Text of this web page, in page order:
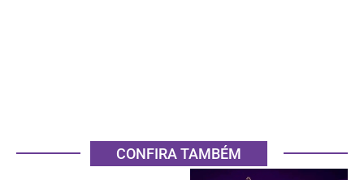
CONFIRA TAMBÉM